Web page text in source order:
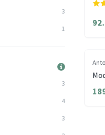
3
1
3
4
3